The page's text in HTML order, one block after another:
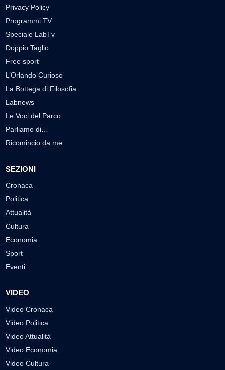
Privacy Policy
Programmi TV
Speciale LabTv
Doppio Taglio
Free sport
L’Orlando Curioso
La Bottega di Filosofia
Labnews
Le Voci del Parco
Parliamo di…
Ricomincio da me
SEZIONI
Cronaca
Politica
Attualità
Cultura
Economia
Sport
Eventi
VIDEO
Video Cronaca
Video Politica
Video Attualità
Video Economia
Video Cultura